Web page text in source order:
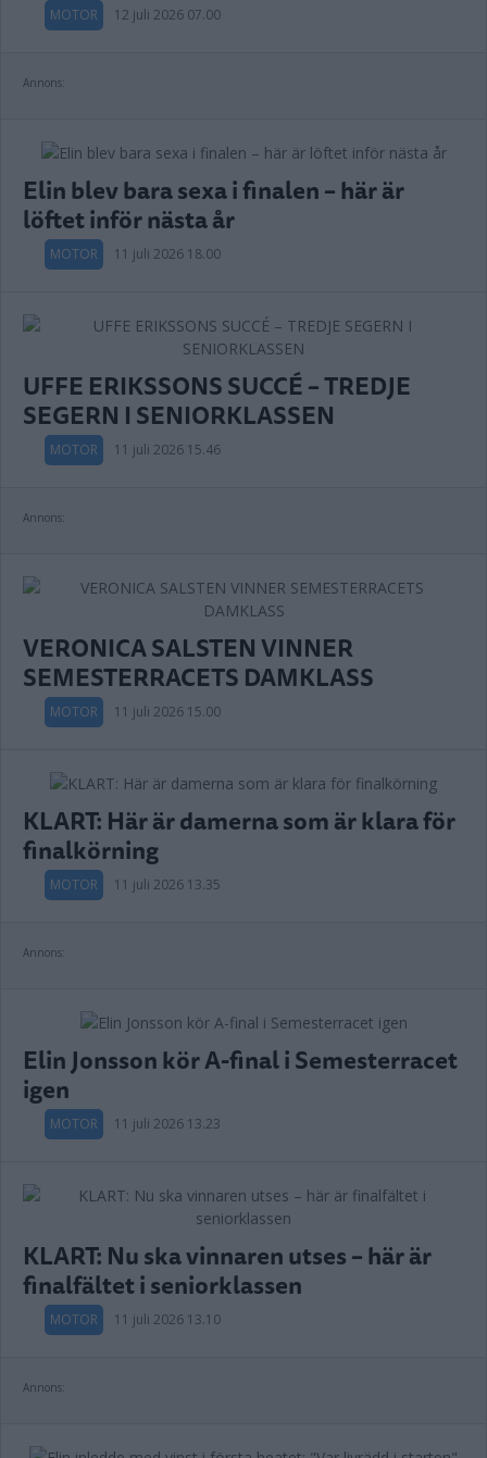
MOTOR 12 juli 2026 07.00
Annons:
Elin blev bara sexa i finalen – här är
löftet inför nästa år
MOTOR 11 juli 2026 18.00
UFFE ERIKSSONS SUCCÉ – TREDJE
SEGERN I SENIORKLASSEN
MOTOR 11 juli 2026 15.46
Annons:
VERONICA SALSTEN VINNER
SEMESTERRACETS DAMKLASS
MOTOR 11 juli 2026 15.00
KLART: Här är damerna som är klara för
finalkörning
MOTOR 11 juli 2026 13.35
Annons:
Elin Jonsson kör A-final i Semesterracet
igen
MOTOR 11 juli 2026 13.23
KLART: Nu ska vinnaren utses – här är
finalfältet i seniorklassen
MOTOR 11 juli 2026 13.10
Annons: